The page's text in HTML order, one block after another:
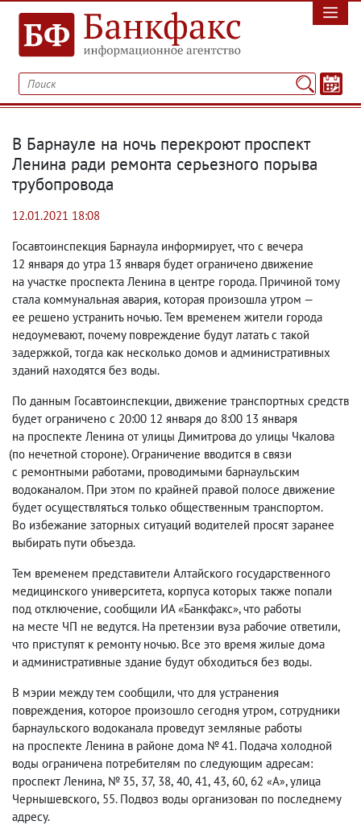
В Барнауле на ночь перекроют проспект
Ленина ради ремонта серьезного порыва
трубопровода
12.01.2021 18:08
Госавтоинспекция Барнаула информирует, что с вечера
12 января до утра 13 января будет ограничено движение
на участке проспекта Ленина в центре города. Причиной тому
стала коммунальная авария, которая произошла утром —
ее решено устранить ночью. Тем временем жители города
недоумевают, почему повреждение будут латать с такой
задержкой, тогда как несколько домов и административных
зданий находятся без воды.
По данным Госавтоинспекции, движение транспортных средств
будет ограничено с 20:00 12 января до 8:00 13 января
на проспекте Ленина от улицы Димитрова до улицы Чкалова
(по нечетной стороне). Ограничение вводится в связи
с ремонтными работами, проводимыми барнаульским
водоканалом. При этом по крайней правой полосе движение
будет осуществляться только общественным транспортом.
Во избежание заторных ситуаций водителей просят заранее
выбирать пути объезда.
Тем временем представители Алтайского государственного
медицинского университета, корпуса которых также попали
под отключение, сообщили ИА «Банкфакс», что работы
на месте ЧП не ведутся. На претензии вуза рабочие ответили,
что приступят к ремонту ночью. Все это время жилые дома
и административные здание будут обходиться без воды.
В мэрии между тем сообщили, что для устранения
повреждения, которое произошло сегодня утром, сотрудники
барнаульского водоканала проведут земляные работы
на проспекте Ленина в районе дома № 41. Подача холодной
воды ограничена потребителям по следующим адресам:
проспект Ленина, № 35, 37, 38, 40, 41, 43, 60, 62 «А», улица
Чернышевского, 55. Подвоз воды организован по последнему
адресу.